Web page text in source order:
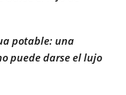
potable: una
puede darse el lujo